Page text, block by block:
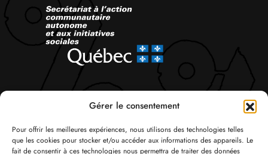
Gérer le consentement
Pour offrir les meilleures expériences, nous utilisons des technologies telles
que les cookies pour stocker et/ou accéder aux informations des appareils. Le
fait de consentir à ces technologies nous permettra de traiter des données
Suivez-nous